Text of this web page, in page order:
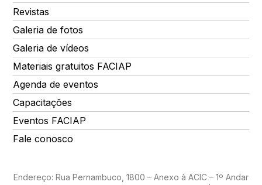
Revistas
Galeria de fotos
Galeria de vídeos
Materiais gratuitos FACIAP
Agenda de eventos
Capacitações
Eventos FACIAP
Fale conosco
Endereço: Rua Pernambuco, 1800 – Anexo à ACIC – 1º Andar